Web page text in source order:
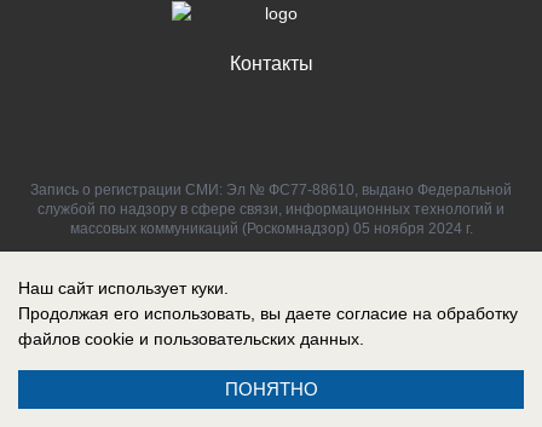
Контакты
Запись о регистрации СМИ: Эл № ФС77-88610, выдано Федеральной
службой по надзору в сфере связи, информационных технологий и
массовых коммуникаций (Роскомнадзор) 05 ноября 2024 г.
Наш сайт использует куки.
Продолжая его использовать, вы даете согласие на обработку
файлов cookie и пользовательских данных.
ПОНЯТНО